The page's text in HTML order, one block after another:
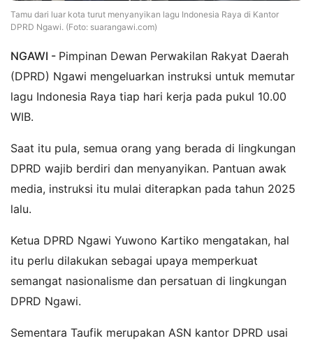
Tamu dari luar kota turut menyanyikan lagu Indonesia Raya di Kantor
DPRD Ngawi. (Foto: suarangawi.com)
NGAWI - Pimpinan Dewan Perwakilan Rakyat Daerah
(DPRD) Ngawi mengeluarkan instruksi untuk memutar
lagu Indonesia Raya tiap hari kerja pada pukul 10.00
WIB.
Saat itu pula, semua orang yang berada di lingkungan
DPRD wajib berdiri dan menyanyikan. Pantuan awak
media, instruksi itu mulai diterapkan pada tahun 2025
lalu.
Ketua DPRD Ngawi Yuwono Kartiko mengatakan, hal
itu perlu dilakukan sebagai upaya memperkuat
semangat nasionalisme dan persatuan di lingkungan
DPRD Ngawi.
Sementara Taufik merupakan ASN kantor DPRD usai